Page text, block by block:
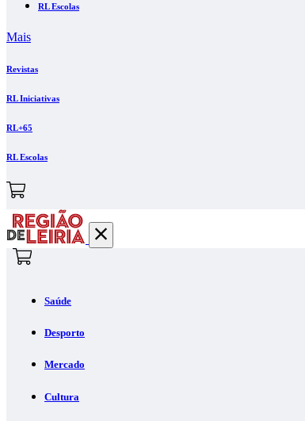
RL Escolas
Mais
Revistas
RL Iniciativas
RL+65
RL Escolas
Saúde
Desporto
Mercado
Cultura